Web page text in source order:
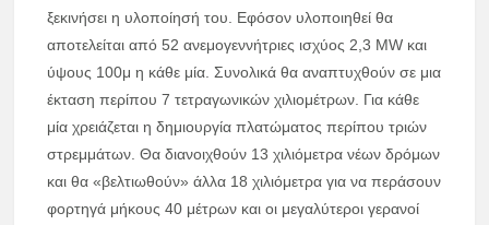
ξεκινήσει η υλοποίησή του. Εφόσον υλοποιηθεί θα
αποτελείται από 52 ανεμογεννήτριες ισχύος 2,3 MW και
ύψους 100μ η κάθε μία. Συνολικά θα αναπτυχθούν σε μια
έκταση περίπου 7 τετραγωνικών χιλιομέτρων. Για κάθε
μία χρειάζεται η δημιουργία πλατώματος περίπου τριών
στρεμμάτων. Θα διανοιχθούν 13 χιλιόμετρα νέων δρόμων
και θα «βελτιωθούν» άλλα 18 χιλιόμετρα για να περάσουν
φορτηγά μήκους 40 μέτρων και οι μεγαλύτεροι γερανοί